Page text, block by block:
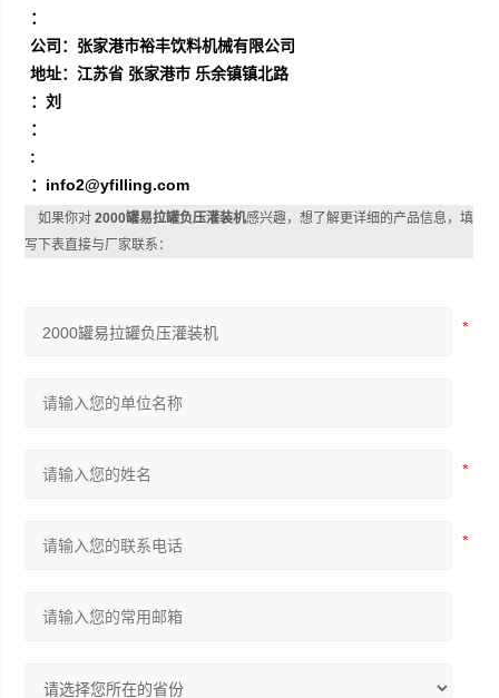
：
公司：张家港市裕丰饮料机械有限公司
地址：江苏省 张家港市 乐余镇镇北路
：刘
：
:
： info2@yfilling.com
如果你对2000罐易拉罐负压灌装机感兴趣，想了解更详细的产品信息，填
写下表直接与厂家联系：